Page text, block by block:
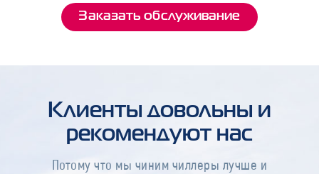
Заказать обслуживание
Клиенты довольны и
рекомендуют нас
Потому что мы чиним чиллеры лучше и